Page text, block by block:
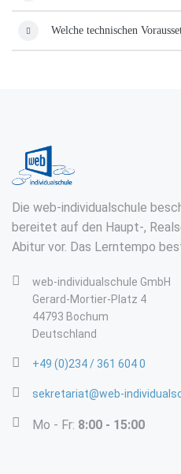
Welche technischen
Die web-individualschule
bereitet auf den Haupt-,
Abitur vor. Das Lerntempo
web-individualschule GmbH
Gerard-Mortier-Platz 4
44793 Bochum
Deutschland
+49 (0)234 / 361 604 0
sekretariat@web-
Mo - Fr: 8:00 - 15:00